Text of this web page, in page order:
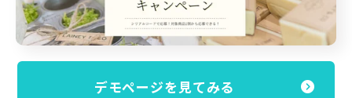
デモページを見てみる